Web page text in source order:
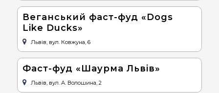
оригінальні заклади зукраїнською,італійськоючи французькою
кухнею. І, що важливо, такий обід у Львові буде недорогим.
Більшість фаст-фудів табістро у Львові
ввічливий персонал завжди радий допомогти.Їдальні Львоватакож
Вас приємно здивують! Домашня та смачна їжа за приємною ціною.
На нашому сайті можна скористатись підбором, який допоможе
Веганський фаст-фуд «Dogs
Like Ducks»
Львів, вул. Ковжуна, 6
Фаст-фуд «Шаурма Львiв»
Львів, вул. А. Волошина, 2